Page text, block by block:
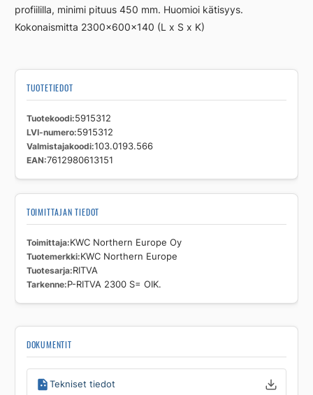
määrä
profiililla, minimi pituus 450 mm. Huomioi kätisyys.
Kokonaismitta 2300x600x140 (L x S x K)
TUOTETIEDOT
Tuotekoodi 5915312
LVI-numero 5915312
Valmistajakoodi 103.0193.566
EAN 7612980613151
TOIMITTAJAN TIEDOT
Toimittaja KWC Northern Europe Oy
Tuotemerkki KWC Northern Europe
Tuotesarja RITVA
Tarkenne P-RITVA 2300 S= OIK.
DOKUMENTIT
Tekniset tiedot